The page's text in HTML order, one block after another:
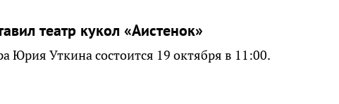
театр кукол «Аистенок»
Юрия Уткина состоится 19 октября в 11:00.